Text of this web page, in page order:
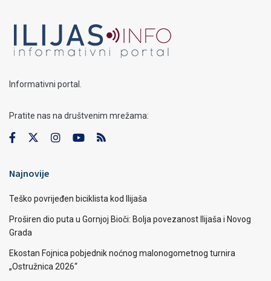
Informativni portal.
Pratite nas na društvenim mrežama:
Najnovije
Teško povrijeđen biciklista kod Ilijaša
Proširen dio puta u Gornjoj Bioči: Bolja povezanost Ilijaša i Novog
Grada
Ekostan Fojnica pobjednik noćnog malonogometnog turnira
„Ostružnica 2026“